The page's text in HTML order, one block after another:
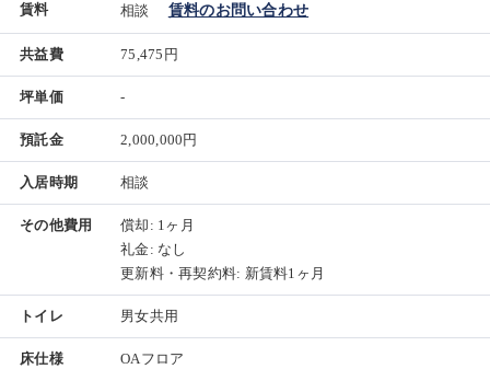
賃料 相談 賃料のお問い合わせ
共益費 75,475円
坪単価 -
預託金 2,000,000円
入居時期 相談
その他費用
償却: 1ヶ月
礼金: なし
更新料・再契約料: 新賃料1ヶ月
トイレ 男女共用
床仕様 OAフロア